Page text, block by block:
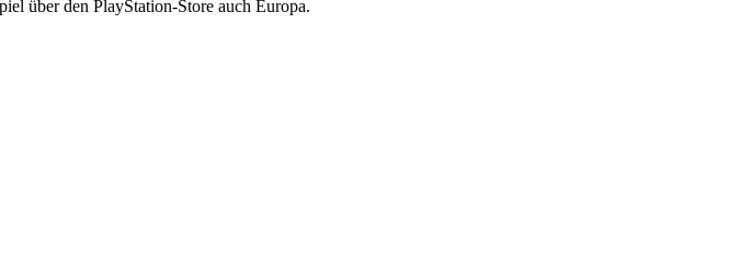
über den PlayStation-Store auch Europa.